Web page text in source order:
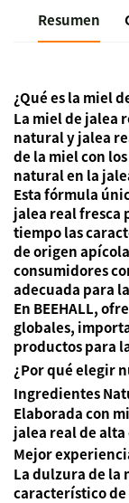
Resumen
¿Qué es la miel
La miel de jalea
natural y jalea
de la miel con
natural en la
Esta fórmula
jalea real fresca
tiempo las
de origen
consumidores
adecuada para
En BEEHALL,
globales,
productos para
¿Por qué elegir
Ingredientes
Elaborada con
jalea real de
Mejor
La dulzura de la
característico